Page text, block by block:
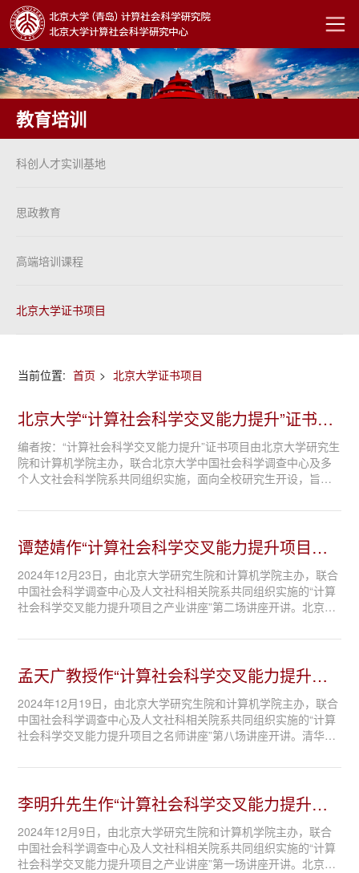
教育培训
科创人才实训基地
思政教育
高端培训课程
北京大学证书项目
当前位置: 首页 > 北京大学证书项目
北京大学“计算社会科学交叉能力提升”证书项
目本学期课...
编者按：“计算社会科学交叉能力提升”证书项目由北京大学研究生
院和计算机学院主办，联合北京大学中国社会科学调查中心及多
个人文社会科学院系共同组织实施，面向全校研究生开设，旨在
人为北京大学计算学院教授、北...
谭楚婧作“计算社会科学交叉能力提升项目之
产业讲座”第...
2024年12月23日，由北京大学研究生院和计算机学院主办，联合
中国社会科学调查中心及人文社科相关院系共同组织实施的“计算
社会科学交叉能力提升项目之产业讲座”第二场讲座开讲。北京大
监谭楚婧女士以“京东小金库的...
孟天广教授作“计算社会科学交叉能力提升项
目之名师讲座...
2024年12月19日，由北京大学研究生院和计算机学院主办，联合
中国社会科学调查中心及人文社科相关院系共同组织实施的“计算
社会科学交叉能力提升项目之名师讲座”第八场讲座开讲。清华大
科学的新演进：大数据、大模...
李明升先生作“计算社会科学交叉能力提升项
目之产业讲座...
2024年12月9日，由北京大学研究生院和计算机学院主办，联合
中国社会科学调查中心及人文社科相关院系共同组织实施的“计算
社会科学交叉能力提升项目之产业讲座”第一场讲座开讲。北京大